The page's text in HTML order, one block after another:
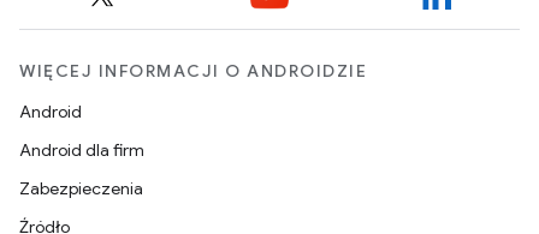
WIĘCEJ INFORMACJI O ANDROIDZIE
Android
Android dla firm
Zabezpieczenia
Źródło